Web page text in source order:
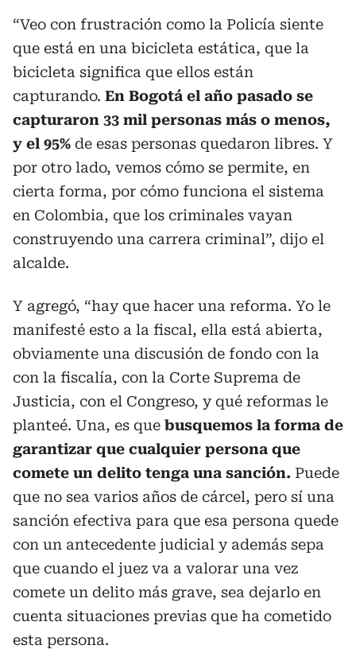
“Veo con frustración como la Policía siente
que está en una bicicleta estática, que la
bicicleta significa que ellos están
capturando. En Bogotá el año pasado se
capturaron 33 mil personas más o menos,
y el 95% de esas personas quedaron libres. Y
por otro lado, vemos cómo se permite, en
cierta forma, por cómo funciona el sistema
en Colombia, que los criminales vayan
construyendo una carrera criminal”, dijo el
alcalde.
Y agregó, “hay que hacer una reforma. Yo le
manifesté esto a la fiscal, ella está abierta,
obviamente una discusión de fondo con la
con la fiscalía, con la Corte Suprema de
Justicia, con el Congreso, y qué reformas le
planteé. Una, es que busquemos la forma de
garantizar que cualquier persona que
comete un delito tenga una sanción. Puede
que no sea varios años de cárcel, pero sí una
sanción efectiva para que esa persona quede
con un antecedente judicial y además sepa
que cuando el juez va a valorar una vez
comete un delito más grave, sea dejarlo en
cuenta situaciones previas que ha cometido
esta persona.